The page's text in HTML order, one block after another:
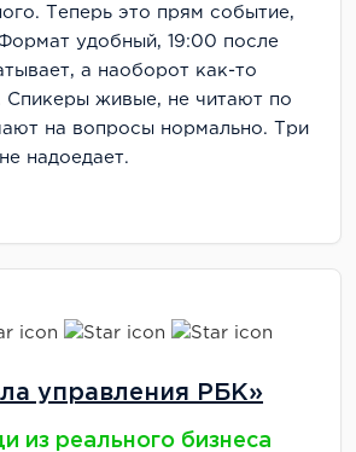
Теперь это прям событие,
удобный, 19:00 после
а наоборот как-то
Спикеры живые, не читают по
на вопросы нормально. Три
надоедает.
управления РБК»
из реального бизнеса